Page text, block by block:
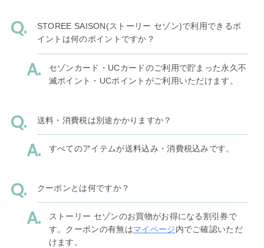
STOREE SAISON(ストーリー セゾン)で利用できるポ
イントは何のポイントですか？
セゾンカード・UCカードのご利用で貯まった永久不
滅ポイント・UCポイントがご利用いただけます。
送料・消費税は別途かかりますか？
すべてのアイテムが送料込み・消費税込みです。
クーポンとは何ですか？
ストーリー セゾンのお買物がお得になる割引券で
す。クーポンの有無はマイページ内でご確認いただ
けます。